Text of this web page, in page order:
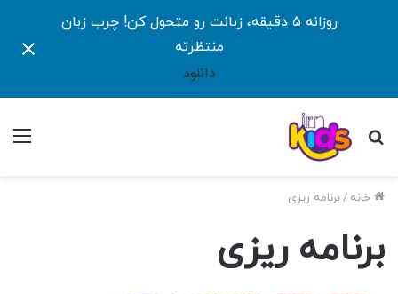
روزانه ۵ دقیقه، زبانت رو متحول کن! چرب زبان
منتظرته
دانلود
جستجو
خانه /برنامه ریزی
برنامه ریزی